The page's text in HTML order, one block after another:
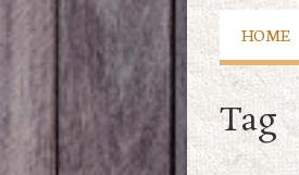
HOME
Tag